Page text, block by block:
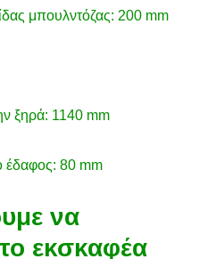
μπουλντόζας: 200 mm
ξηρά: 1140 mm
80 mm
να
εκσκαφέα